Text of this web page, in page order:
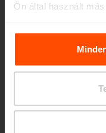
Ön által használt
További
Relating to the
Seattle –